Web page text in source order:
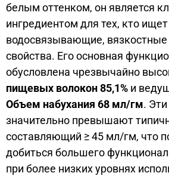
белым оттенком, он является
ингредиентом для тех, кто
водосвязывающие, вязкостные
свойства. Его основная
обусловлена чрезвычайно
пищевых волокон 85,1% и
Объем набухания 68 мл/гм.
значительно превышают
составляющий ≥ 45 мл/гм, что
добиться большего
при более низких уровнях